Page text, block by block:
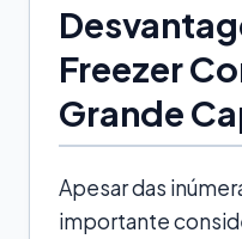
Freezer
Grande
Apesar das
importante